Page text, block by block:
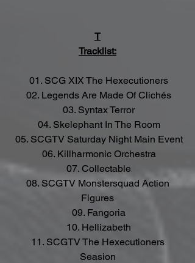
T
Tracklist:
01. SCG XIX The Hexecutioners
02. Legends Are Made Of Clichés
03. Syntax Terror
04. Skelephant In The Room
05. SCGTV Saturday Night Main Event
06. Killharmonic Orchestra
07. Collectable
Figures
09. Fangoria
10. Hellizabeth
Seasion